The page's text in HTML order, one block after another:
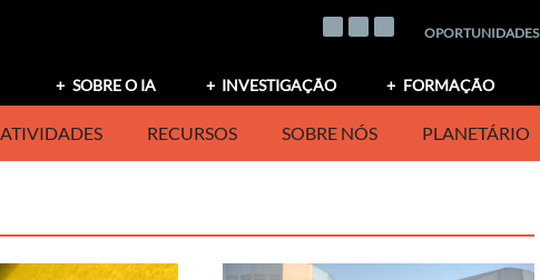
OPORTUNIDADES
SOBRE O IA INVESTIGAÇÃO FORMAÇÃO
ATIVIDADES RECURSOS SOBRE NÓS PLANETÁRIO